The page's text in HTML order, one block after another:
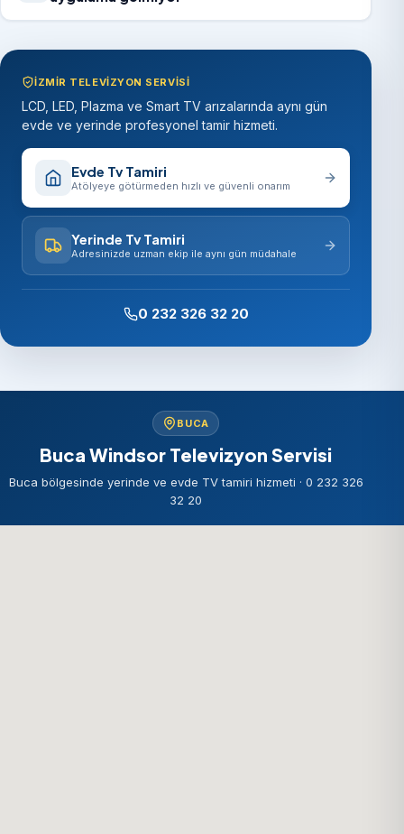
İZMIR TELEVIZYON SERVISI
LCD, LED, Plazma ve Smart TV arızalarında aynı gün
evde ve yerinde profesyonel tamir hizmeti.
Evde Tv Tamiri
Atölyeye götürmeden hızlı ve güvenli onarım
Yerinde Tv Tamiri
Adresinizde uzman ekip ile aynı gün müdahale
0 232 326 32 20
BUCA
Buca Windsor Televizyon Servisi
Buca bölgesinde yerinde ve evde TV tamiri hizmeti · 0 232 326
32 20